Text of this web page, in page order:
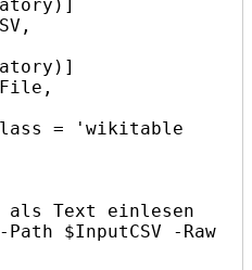
Text einlesen
$InputCSV -Raw